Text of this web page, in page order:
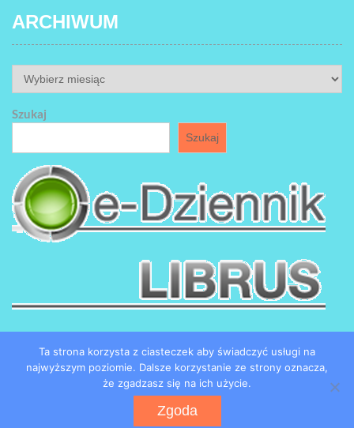
ARCHIWUM
ARCHIWUM
Szukaj
Szukaj
Copyright by SP184 w Łodzi
WEN Associate by
Ta strona korzysta z ciasteczek aby świadczyć usługi na
najwyższym poziomie. Dalsze korzystanie ze strony oznacza,
że zgadzasz się na ich użycie.
Zgoda